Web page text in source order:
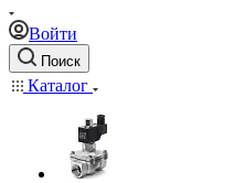
Войти
Поиск
Каталог